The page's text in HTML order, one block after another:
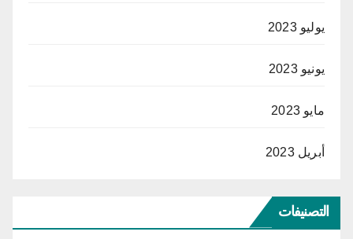
يوليو 2023
يونيو 2023
مايو 2023
أبريل 2023
التصنيفات